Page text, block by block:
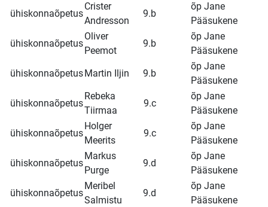
ühiskonnaõpetus
Crister
Andresson
9.b
õp Jane
Pääsukene
ühiskonnaõpetus
Oliver
Peemot
9.b
õp Jane
Pääsukene
ühiskonnaõpetus Martin Iljin 9.b
õp Jane
Pääsukene
ühiskonnaõpetus
Rebeka
Tiirmaa
9.c
õp Jane
Pääsukene
ühiskonnaõpetus
Holger
Meerits
9.c
õp Jane
Pääsukene
ühiskonnaõpetus
Markus
Purge
9.d
õp Jane
Pääsukene
ühiskonnaõpetus
Meribel
Salmistu
9.d
õp Jane
Pääsukene